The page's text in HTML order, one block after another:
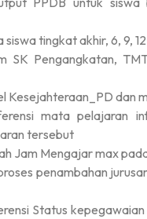
tingkat akhir, 6, 9, 12
SK Pengangkatan,
Kesejahteraan_PD dan
mata pelajaran
tersebut
Jam Mengajar max
penambahan
Status